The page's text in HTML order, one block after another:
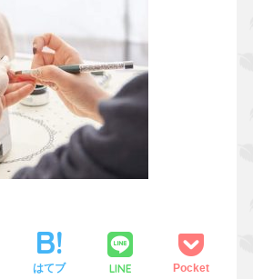
はてブ LINE Pocket